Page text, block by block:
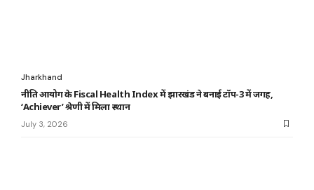
Jharkhand
नीति आयोग के Fiscal Health Index में झारखंड ने बनाई टॉप-3 में जगह,
‘Achiever’ श्रेणी में मिला स्थान
July 3, 2026